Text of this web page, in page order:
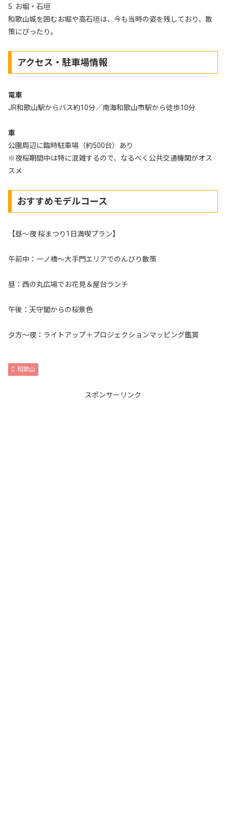
5. お堀・石垣
和歌山城を囲むお堀や高石垣は、今も当時の姿を残しており、散
策にぴったり。
アクセス・駐車場情報
電車
JR和歌山駅からバス約10分／南海和歌山市駅から徒歩10分
車
公園周辺に臨時駐車場（約500台）あり
※夜桜期間中は特に混雑するので、なるべく公共交通機関がオス
スメ
おすすめモデルコース
【昼〜夜 桜まつり1日満喫プラン】
午前中：一ノ橋〜大手門エリアでのんびり散策
昼：西の丸広場でお花見＆屋台ランチ
午後：天守閣からの桜景色
夕方〜夜：ライトアップ＋プロジェクションマッピング鑑賞
和歌山
スポンサーリンク